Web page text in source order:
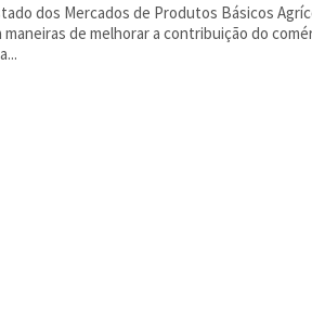
dos Mercados de Produtos Básicos
maneiras de melhorar a contribuição do